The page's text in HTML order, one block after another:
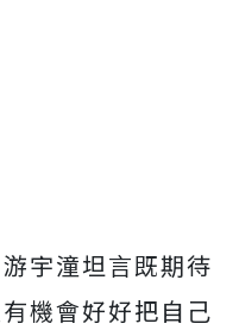
宇潼坦言既期待
機會好好把自己